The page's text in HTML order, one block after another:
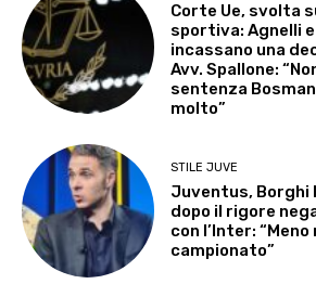
Corte Ue, svolta
sportiva: Agnelli
incassano una
Avv. Spallone:
sentenza
molto”
STILE JUVE
Juventus, Borghi
dopo il rigore
con l’Inter:
campionato”